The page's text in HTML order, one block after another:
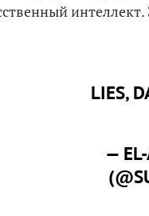
интеллект.
LIES,
—